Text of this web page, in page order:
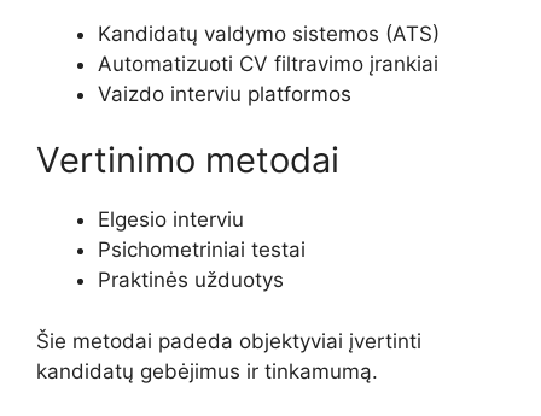
Kandidatų valdymo sistemos (ATS)
Automatizuoti CV filtravimo įrankiai
Vaizdo interviu platformos
Vertinimo metodai
Elgesio interviu
Psichometriniai testai
Praktinės užduotys
Šie metodai padeda objektyviai įvertinti
kandidatų gebėjimus ir tinkamumą.